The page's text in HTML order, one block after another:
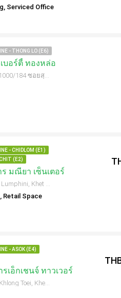
Serviced Office
- THONG LO (E6)
บอร์ตี้ ทองหล่อ
อาคารลิเบอร์ตี้พลาซ่า ชั้นที่ 3 1000/184 ซอยสุขุมวิท 55 (ทองหล่อ) ถนนสุขุมวิท Khwaeng Khlong Tan Nuea, Khet Watthana, Krung Thep Maha Nakhon 10110, Thailand
- CHIDLOM (E1)
(E2)
ร มณียา เซ็นเตอร์
518 Phloen Chit Rd, Khwaeng Lumphini, Khet Pathum Wan, Krung Thep Maha Nakhon 10330, Thailand
Retail Space
- ASOK (E4)
เอ็กเชนจ์ ทาวเวอร์
388 Sukhumvit Rd, Khwaeng Khlong Toei, Khet Khlong Toei, Krung Thep Maha Nakhon 10110, Thailand